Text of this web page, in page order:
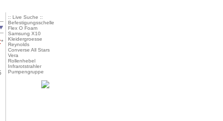
*
:: Live Suche ::
Befestigungsschelle
Flex O Foam
Samsung X10
Kleidergroesse
Reynolds
Converse All Stars
Vera
Rollenhebel
Infrarotstrahler
Pumpengruppe